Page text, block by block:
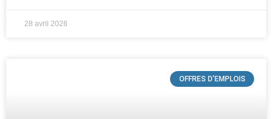
28 avril 2026
OFFRES D'EMPLOIS